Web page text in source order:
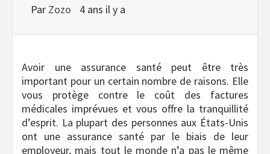
Par Zozo 4 ans il y a
Avoir une assurance santé peut être très
important pour un certain nombre de raisons. Elle
vous protège contre le coût des factures
médicales imprévues et vous offre la tranquillité
d’esprit. La plupart des personnes aux États-Unis
ont une assurance santé par le biais de leur
employeur, mais tout le monde n’a pas le même